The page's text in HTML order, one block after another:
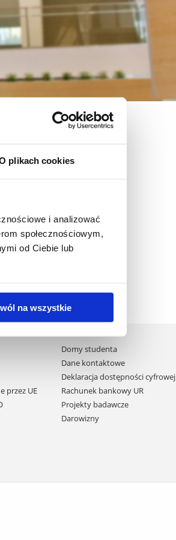
plikach cookies
i analizować
społecznościowym,
od Ciebie lub
na wszystkie
przez UE
Domy studenta
Dane kontaktowe
Deklaracja dostępności cyfrowej
Rachunek bankowy UR
Projekty badawcze
Darowizny